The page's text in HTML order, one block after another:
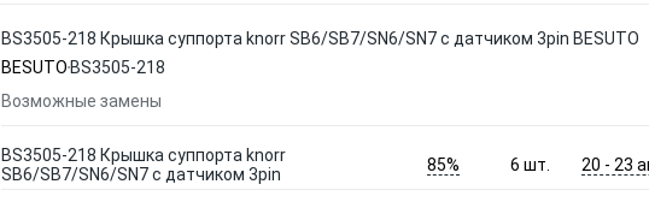
BS3505-218 Крышка суппорта knorr SB6/SB7/SN6/SN7 с датчиком 3pin BESUTO
BESUTO BS3505-218
Возможные замены
BS3505-218 Крышка суппорта knorr
SB6/SB7/SN6/SN7 с датчиком 3pin
85% 6 шт. 20 - 23